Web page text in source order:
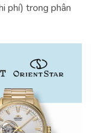
phí) trong phân